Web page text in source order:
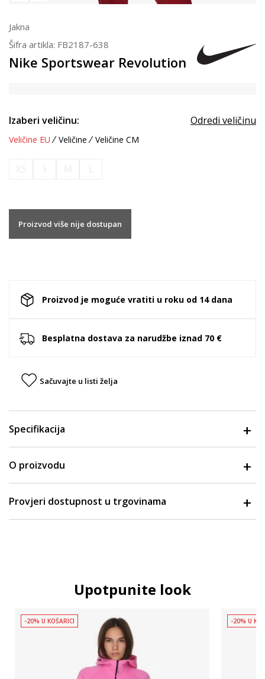
Jakna
Šifra artikla: FB2187-638
Nike Sportswear Revolution
Izaberi veličinu: Odredi veličinu
Veličine EU Veličine Veličine CM
Proizvod više nije dostupan
Proizvod je moguće vratiti u roku od 14 dana
Besplatna dostava za narudžbe iznad 70 €
Sačuvajte u listi želja
Specifikacija
O proizvodu
Provjeri dostupnost u trgovinama
Upotpunite look
-20% U KOŠARICI -20% U